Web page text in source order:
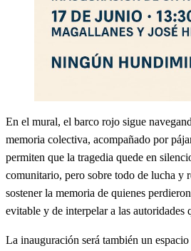
En el mural, el barco rojo sigue
memoria colectiva, acompañado por
permiten que la tragedia quede en
comunitario, pero sobre todo de lucha y
sostener la memoria de quienes
evitable y de interpelar a las autoridades
La inauguración será también un